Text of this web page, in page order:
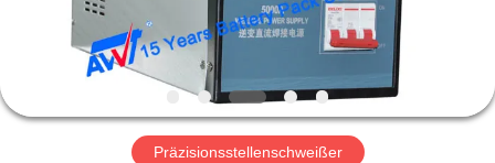
ÜBER
WERKSBESICHTIGUNG
Präzisionsstellenschweißer